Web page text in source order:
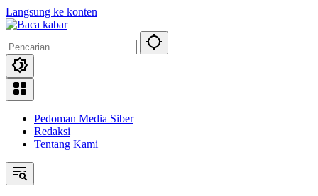
Langsung ke konten
Pedoman Media Siber
Redaksi
Tentang Kami